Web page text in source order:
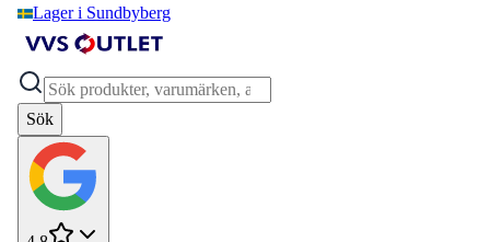
Lager i Sundbyberg
Sök